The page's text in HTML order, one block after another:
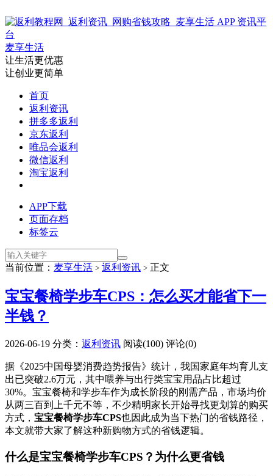
麦享生活
让生活更优惠
让创业更简单
首页
返利资讯
拼多多返利
京东返利
唯品会返利
微信返利
淘宝返利
APP下载
页面存档
标签云
当前位置： 麦享生活 > 返利资讯 > 正文
宝宝餐椅学步车CPS：怎么买才能省下一
半钱？
2026-06-19 分类： 返利资讯 阅读(100) 评论(0)
据《2025中国母婴消费趋势报告》统计，我国家庭年均育儿支
出已突破2.6万元，其中喂养与出行类宝宝用品占比超过
30%。宝宝餐椅和学步车作为成长阶段的刚需产品，市场均价
从两三百到上千元不等，不少精明家长开始寻找更划算的购买
方式， 宝宝餐椅学步车CPS也因此成为当下热门的省钱路径，
本文就带大家了解这种新购物方式的省钱逻辑。
什么是宝宝餐椅学步车CPS？为什么更省钱